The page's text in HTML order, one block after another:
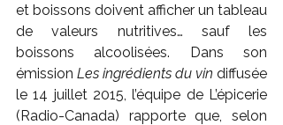
et boissons doivent afficher un tableau
de valeurs nutritives… sauf les
boissons alcoolisées. Dans son
émission Les ingrédients du vin diffusée
le 14 juillet 2015, l’équipe de L’épicerie
(Radio-Canada) rapporte que, selon